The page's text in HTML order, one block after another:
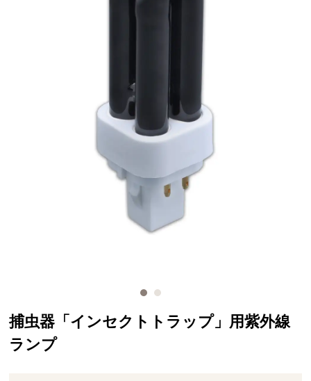
捕虫器「インセクトトラップ」用紫外線
ランプ